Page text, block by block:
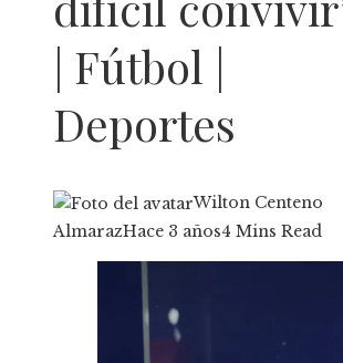
| Fútbol |
Deportes
Wilton Centeno
AlmarazHace 3 años4 Mins Read